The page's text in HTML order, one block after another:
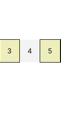
3 4 5